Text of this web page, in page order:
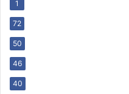
1
72
50
46
40